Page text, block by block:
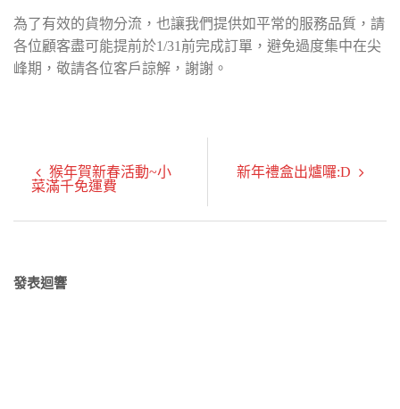
為了有效的貨物分流，也讓我們提供如平常的服務品質，請
各位顧客盡可能提前於1/31前完成訂單，避免過度集中在尖
峰期，敬請各位客戶諒解，謝謝。
猴年賀新春活動~小
菜滿千免運費
新年禮盒出爐囉:D
發表迴響